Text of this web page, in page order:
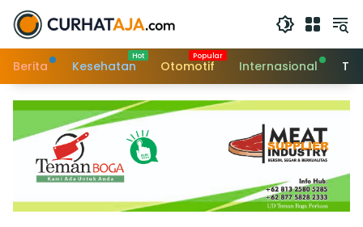
Langsung
konten
Berita
Kesehatan Otomotif Internasional